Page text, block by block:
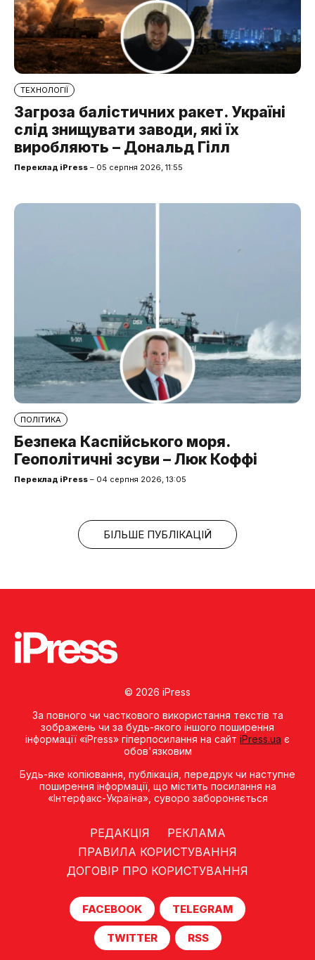
ТЕХНОЛОГІЇ
Загроза балістичних ракет. Україні
слід знищувати заводи, які їх
виробляють – Дональд Гілл
Переклад iPress – 05 серпня 2026, 11:55
ПОЛІТИКА
Безпека Каспійського моря.
Геополітичні зсуви – Люк Коффі
Переклад iPress – 04 серпня 2026, 13:05
БІЛЬШЕ ПУБЛІКАЦІЙ
© 2026 iPress
За повного чи часткового використання текстів та
зображень чи за будь-якого іншого поширення
інформації «iPress» гіперпосилання на сайт iPress.ua є
обов'язковим
Будь-яке копiювання, публiкацiя, передрук чи наступне
поширення iнформацiї, що мiстить посилання на
«Iнтерфакс-Україна», суворо забороняється
РЕДАКЦІЯ
РЕКЛАМА
ПРАВИЛА КОРИСТУВАННЯ
ДОГОВІР ПРО КОРИСТУВАННЯ
FACEBOOK TELEGRAM
TWITTER RSS